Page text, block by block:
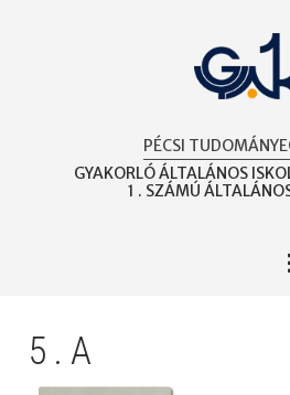
PÉCSI
GYAKORLÓ ÁLTALÁNOS
1 . SZÁMÚ
5.A